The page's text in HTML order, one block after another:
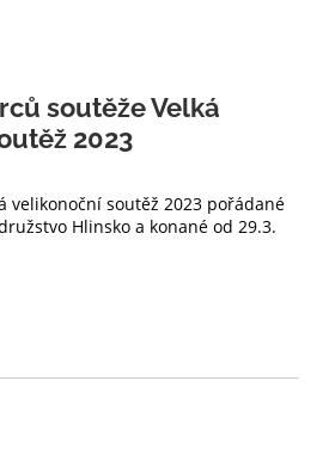
soutěže Velká
2023
velikonoční soutěž 2023 pořádané
Hlinsko a konané od 29.3.